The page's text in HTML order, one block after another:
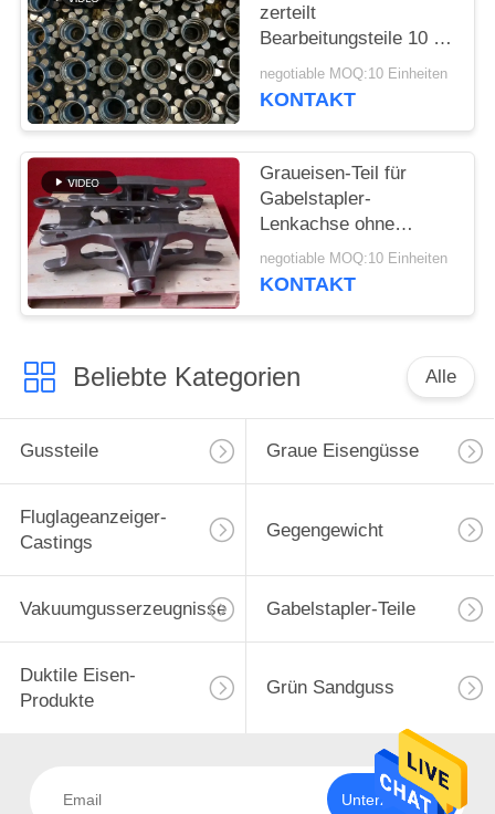
zerteilt
Bearbeitungsteile 10 -
verfügbares Soem
80kg
negotiable MOQ:10 Einheiten
KONTAKT
Graueisen-Teil für
Gabelstapler-
Lenkachse ohne
Klimadruck
negotiable MOQ:10 Einheiten
KONTAKT
Beliebte Kategorien Alle
Gussteile Graue Eisengüsse
Fluglageanzeiger-
Castings
Gegengewicht
Vakuumgusserzeugnisse Gabelstapler-Teile
Duktile Eisen-
Produkte
Grün Sandguss
Unterzeichnen